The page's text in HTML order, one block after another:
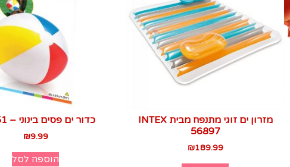
מזרון ים זוגי מתנפח מבית INTEX
56897
₪189.99
כדור ים פסים בינוני – 51 ס"מ
₪9.99
הוספה לסל